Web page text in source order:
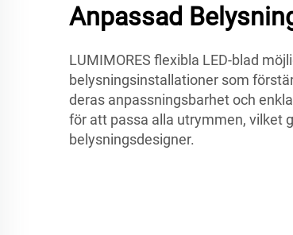
Anpassad
LUMIMORES flexibla LED-blad
belysningsinstallationer som
deras anpassningsbarhet och
för att passa alla utrymmen, vilket
belysningsdesigner.